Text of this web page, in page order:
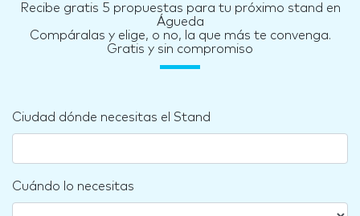
Recibe gratis 5 propuestas para tu próximo stand en
Águeda
Compáralas y elige, o no, la que más te convenga.
Gratis y sin compromiso
Ciudad dónde necesitas el Stand
Cuándo lo necesitas